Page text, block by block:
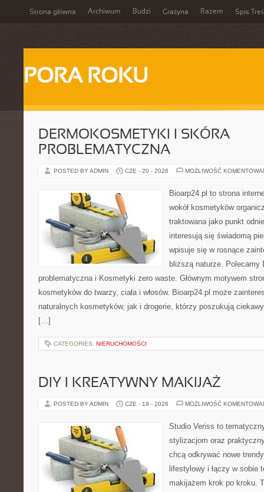
Strona główna Archiwum Budzi Grażyna Razem Spis
PORA ROKU
DERMOKOSMETYKI I SKÓRA
PROBLEMATYCZNA
POSTED BY ADMIN CZE - 20 - 2026 MOŻLIWOŚĆ
Bioarp24.pl to strona
wokół kosmetyków
traktowana jako punkt
interesują się świadomą
wpisuje się w rosnące
bliższą naturze. Polecamy
problematyczna i Kosmetyki zero waste. Głównym motywem
kosmetyków do twarzy, ciała i włosów. Bioarp24.pl może
naturalnych kosmetyków, jak i drogerie, którzy poszukują
[…]
CATEGORIES: NIERUCHOMOŚCI
DIY I KREATYWNY MAKIJAŻ
POSTED BY ADMIN CZE - 19 - 2026 MOŻLIWOŚĆ
Studio Veriss to
stylizacjom oraz
chcą odkrywać nowe
lifestylowy i łączy w sobie
makijażem krok po kroku.